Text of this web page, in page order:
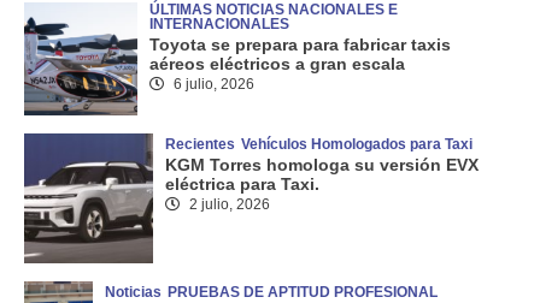
ÚLTIMAS NOTICIAS NACIONALES E
INTERNACIONALES
Toyota se prepara para fabricar taxis
aéreos eléctricos a gran escala
6 julio, 2026
Recientes Vehículos Homologados para Taxi
KGM Torres homologa su versión EVX
eléctrica para Taxi.
2 julio, 2026
Noticias PRUEBAS DE APTITUD PROFESIONAL